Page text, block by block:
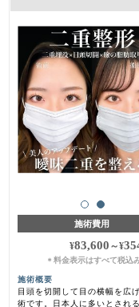
施術費用
¥83,600 ～¥
＊料金表示はすべて税込
施術概要
目頭を切開して目の横幅を広
術です。日本人に多いとされ